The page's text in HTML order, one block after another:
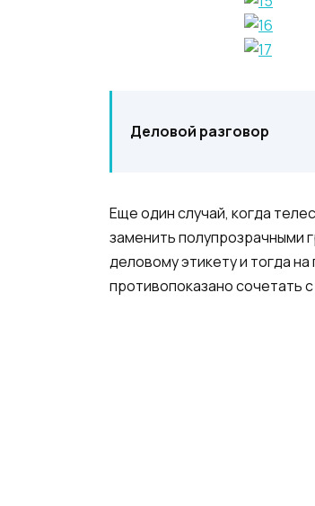
Деловой разговор
Еще один случай, когда
заменить полупрозрачными
деловому этикету и тогда
противопоказано сочетать